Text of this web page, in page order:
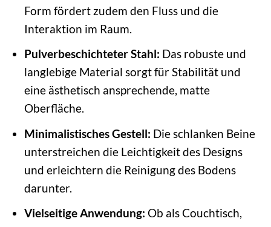
Form fördert zudem den Fluss und die
Interaktion im Raum.
Pulverbeschichteter Stahl: Das robuste und
langlebige Material sorgt für Stabilität und
eine ästhetisch ansprechende, matte
Oberfläche.
Minimalistisches Gestell: Die schlanken Beine
unterstreichen die Leichtigkeit des Designs
und erleichtern die Reinigung des Bodens
darunter.
Vielseitige Anwendung: Ob als Couchtisch,